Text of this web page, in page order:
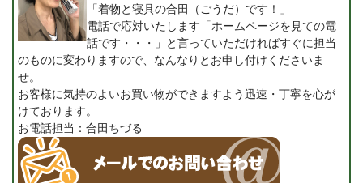
「着物と寝具の合田（ごうだ）です！」
電話で応対いたします「ホームページを見ての電
話です・・・」と言っていただければすぐに担当
のものに変わりますので、なんなりとお申し付けくださいま
せ。
お客様に気持のよいお買い物ができますよう迅速・丁寧を心が
けております。
お電話担当：合田ちづる